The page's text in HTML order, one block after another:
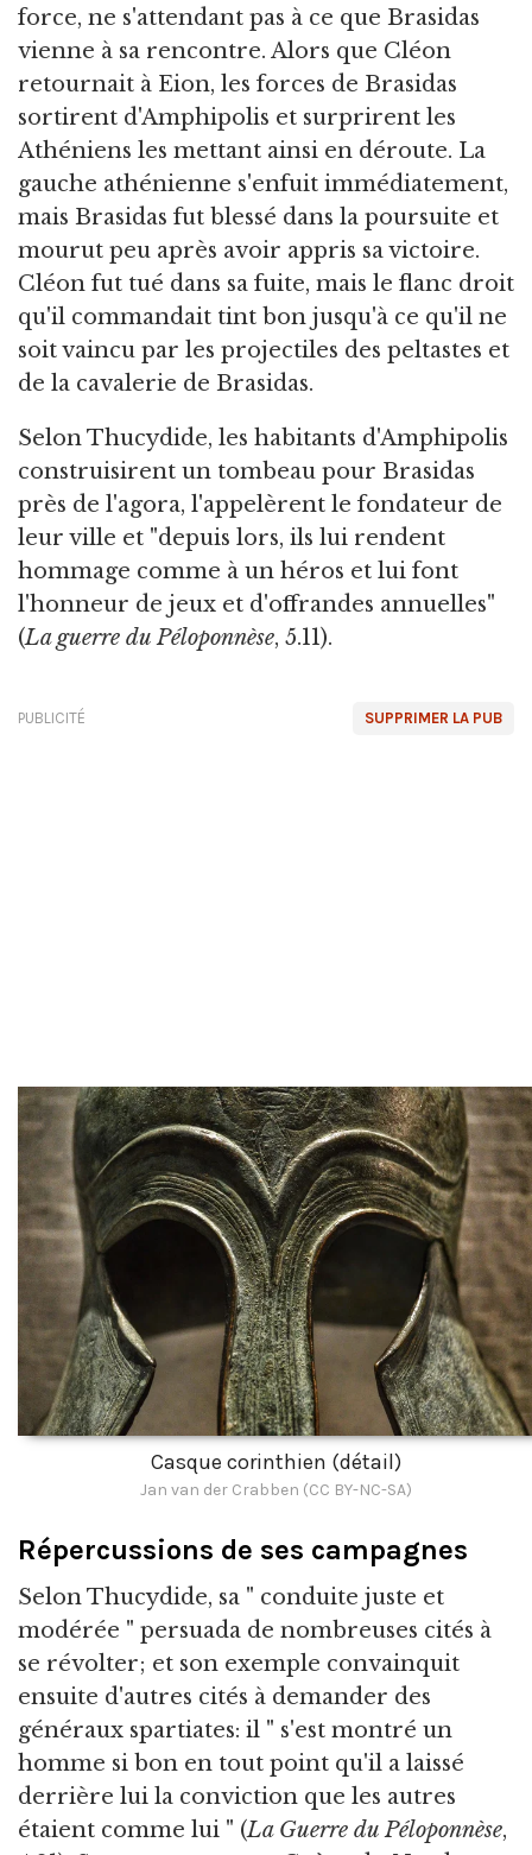
force, ne s'attendant pas à ce que Brasidas
vienne à sa rencontre. Alors que Cléon
retournait à Eion, les forces de Brasidas
sortirent d'Amphipolis et surprirent les
Athéniens les mettant ainsi en déroute. La
gauche athénienne s'enfuit immédiatement,
mais Brasidas fut blessé dans la poursuite et
mourut peu après avoir appris sa victoire.
Cléon fut tué dans sa fuite, mais le flanc droit
qu'il commandait tint bon jusqu'à ce qu'il ne
soit vaincu par les projectiles des peltastes et
de la cavalerie de Brasidas.
Selon Thucydide, les habitants d'Amphipolis
construisirent un tombeau pour Brasidas
près de l'agora, l'appelèrent le fondateur de
leur ville et "depuis lors, ils lui rendent
hommage comme à un héros et lui font
l'honneur de jeux et d'offrandes annuelles"
(La guerre du Péloponnèse, 5.11).
SUPPRIMER LA PUB
PUBLICITÉ
Casque corinthien (détail)
Jan van der Crabben (CC BY-NC-SA)
Répercussions de ses campagnes
Selon Thucydide, sa " conduite juste et
modérée " persuada de nombreuses cités à
se révolter; et son exemple convainquit
ensuite d'autres cités à demander des
généraux spartiates: il " s'est montré un
homme si bon en tout point qu'il a laissé
derrière lui la conviction que les autres
étaient comme lui " (La Guerre du Péloponnèse,